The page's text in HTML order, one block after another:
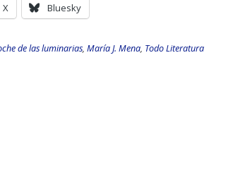
X Bluesky
de las luminarias, María J. Mena, Todo Literatura